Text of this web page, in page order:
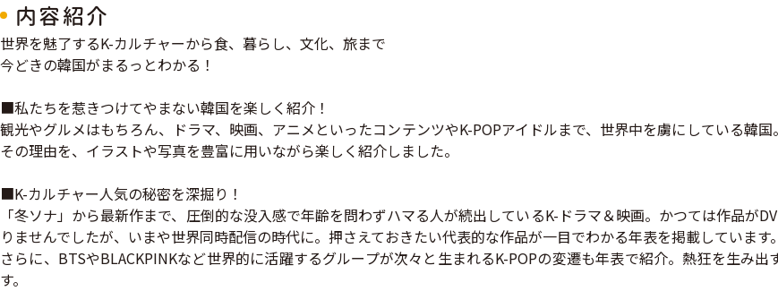
内容紹介
世界を魅了するK-カルチャーから食、暮らし、文化、旅まで
今どきの韓国がまるっとわかる！
■私たちを惹きつけてやまない韓国を楽しく紹介！
観光やグルメはもちろん、ドラマ、映画、アニメといったコンテンツやK-POPアイドルまで、世界中を虜にしている韓
その理由を、イラストや写真を豊富に用いながら楽しく紹介しました。
■K-カルチャー人気の秘密を深掘り！
「冬ソナ」から最新作まで、圧倒的な没入感で年齢を問わずハマる人が続出しているK-ドラマ＆映画。かつては作品が
りませんでしたが、いまや世界同時配信の時代に。押さえておきたい代表的な作品が一目でわかる年表を掲載しています。
さらに、BTSやBLACKPINKなど世界的に活躍するグループが次々と生まれるK-POPの変遷も年表で紹介。熱狂を生み
す。